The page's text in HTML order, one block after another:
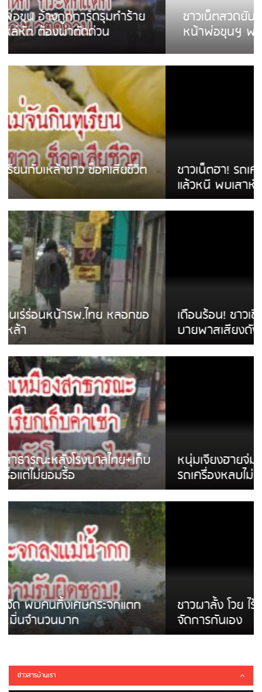
ชาวเน็ตสวดยับ! พบพม่าเร่ขายพวงมาลัย
หน้าพ่อขุนฯ พอไม่ซื้อเดินตาม
ชาวเน็ตฮา! รถเครื่องแม่สายชนป้ายร้านโลงศพ
แล้วหนี พบเสาหัก เบรคหัก หวิดได้ใช้บริการ
เดือนร้อน! ชาวเชียงรายบ่นรถ Isuzu สีขาวซิ่ง
บายพาสเสียงดังสร้างความรำคาญ
หนุ่มเจียงฮายจ่ม พบถังน้ำดื่มตกกลางถนน
รถเครื่องหลบไม่ทันล้มบาดเจ็บ
ชาวผาลั้ง โวย ไร้หน่วยงานดูแล ดินสไลด์ ต้อง
จัดการกันเอง
ข่าวสารบ้านเรา